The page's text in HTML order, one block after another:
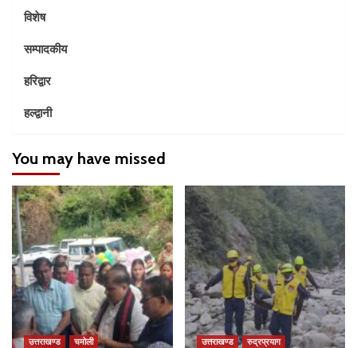
विशेष
सम्पादकीय
हरिद्वार
हल्द्वानी
You may have missed
उत्तराखण्ड चमोली उत्तराखण्ड रुद्रप्रयाग